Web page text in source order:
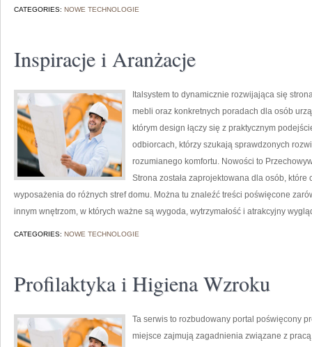
CATEGORIES: NOWE TECHNOLOGIE
Inspiracje i Aranżacje
Italsystem to dynamicznie rozwijająca się
mebli oraz konkretnych poradach dla osób
którym design łączy się z praktycznym
odbiorcach, którzy szukają sprawdzonych
rozumianego komfortu. Nowości to
Strona została zaprojektowana dla osób,
wyposażenia do różnych stref domu. Można tu znaleźć treści poświęcone
innym wnętrzom, w których ważne są wygoda, wytrzymałość i atrakcyjny
CATEGORIES: NOWE TECHNOLOGIE
Profilaktyka i Higiena Wzroku
Ta serwis to rozbudowany portal poświęcony
miejsce zajmują zagadnienia związane z